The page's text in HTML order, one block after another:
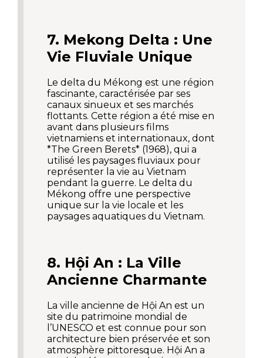
7. Mekong Delta : Une
Vie Fluviale Unique
Le delta du Mékong est une région
fascinante, caractérisée par ses
canaux sinueux et ses marchés
flottants. Cette région a été mise en
avant dans plusieurs films
vietnamiens et internationaux, dont
*The Green Berets* (1968), qui a
utilisé les paysages fluviaux pour
représenter la vie au Vietnam
pendant la guerre. Le delta du
Mékong offre une perspective
unique sur la vie locale et les
paysages aquatiques du Vietnam.
8. Hội An : La Ville
Ancienne Charmante
La ville ancienne de Hội An est un
site du patrimoine mondial de
l’UNESCO et est connue pour son
architecture bien préservée et son
atmosphère pittoresque. Hội An a